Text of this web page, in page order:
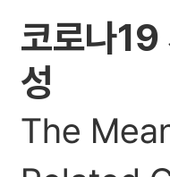
코로나19
성
The